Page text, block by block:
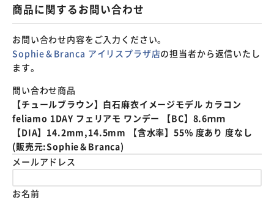
商品に関するお問い合わせ
お問い合わせ内容をご入力ください。
Sophie＆Branca アイリスプラザ店の担当者から返信いたし
ます。
問い合わせ商品
【チュールブラウン】白石麻衣イメージモデル カラコン
feliamo 1DAY フェリアモ ワンデー 【BC】8.6ｍｍ
【DIA】14.2mm,14.5mm 【含水率】55% 度あり 度なし
(販売元:Sophie＆Branca)
メールアドレス
お名前